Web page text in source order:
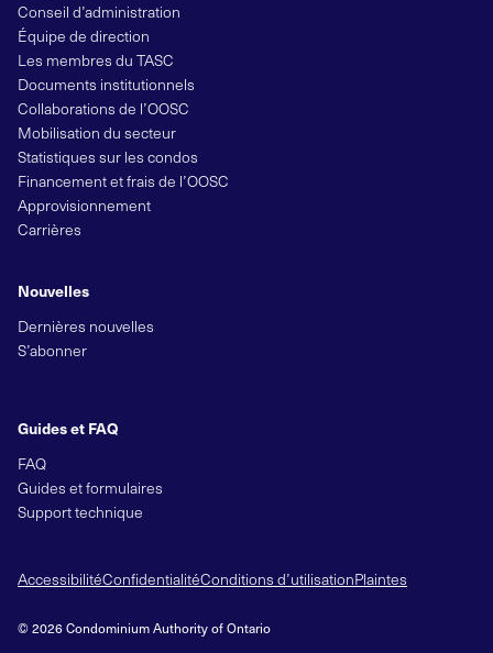
Conseil d’administration
Équipe de direction
Les membres du TASC
Documents institutionnels
Collaborations de l’OOSC
Mobilisation du secteur
Statistiques sur les condos
Financement et frais de l’OOSC
Approvisionnement
Carrières
Nouvelles
Dernières nouvelles
S’abonner
Guides et FAQ
FAQ
Guides et formulaires
Support technique
AccessibilitéConfidentialitéConditions d’utilisationPlaintes
© 2026 Condominium Authority of Ontario